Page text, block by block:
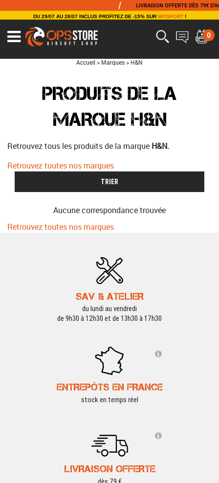
LIVRAISON OFFERTE DÈS 79€
DU 29/07 AU 28/07 INCLUS PROFITEZ DE -15% SUR WOSPORT!
0
Accueil > Marques > H&N
PRODUITS DE LA
MARQUE H&N
Retrouvez tous les produits de la marque H&N.
Retrouvez toutes nos marques
TRIER
Aucune correspondance trouvée
Retrouvez toutes nos marques
SAV & ATELIER
du lundi au vendredi
de 9h30 à 12h30 et de 13h30 à 17h30
ENTREPÔTS EN FRANCE
stock en temps réel
LIVRAISON OFFERTE